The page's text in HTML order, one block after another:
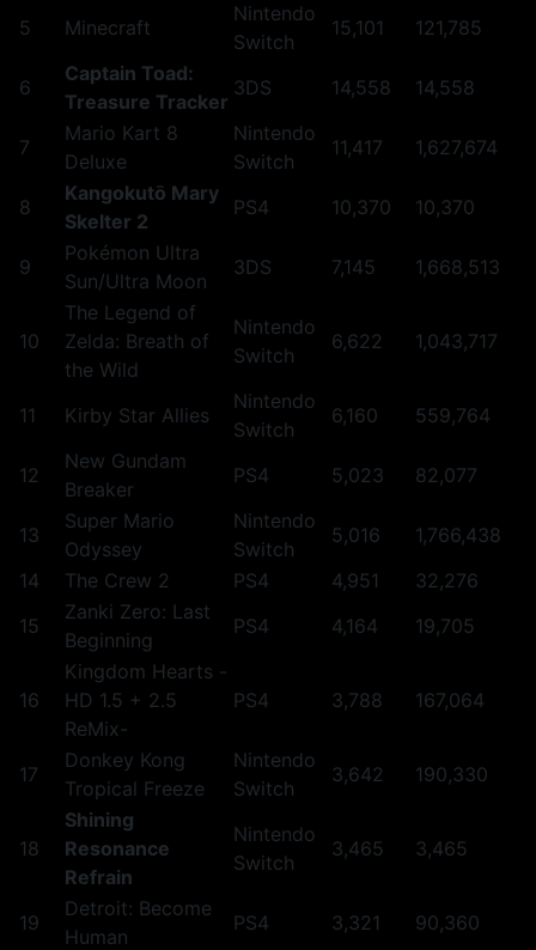
5 Minecraft
Nintendo
Switch
15,101 121,785
6
Captain Toad:
Treasure Tracker
3DS 14,558 14,558
7
Mario Kart 8
Deluxe
Nintendo
Switch
11,417 1,627,674
8
Kangokutō Mary
Skelter 2
PS4 10,370 10,370
9
Pokémon Ultra
Sun/Ultra Moon
3DS 7,145 1,668,513
10
The Legend of
Zelda: Breath of
the Wild
Nintendo
Switch
6,622 1,043,717
11 Kirby Star Allies
Nintendo
Switch
6,160 559,764
12
New Gundam
Breaker
PS4 5,023 82,077
13
Super Mario
Odyssey
Nintendo
Switch
5,016
1,766,438
14
The Crew 2 PS4 4,951
32,276
15
Zanki Zero: Last
Beginning
PS4 4,164 19,705
16
Kingdom Hearts -
HD 1.5 + 2.5
ReMix-
PS4 3,788 167,064
17
Donkey Kong
Tropical Freeze
Nintendo
Switch
3,642 190,330
18
Shining
Resonance
Refrain
Nintendo
Switch
3,465 3,465
19
Detroit: Become
Human
PS4 3,321 90,360